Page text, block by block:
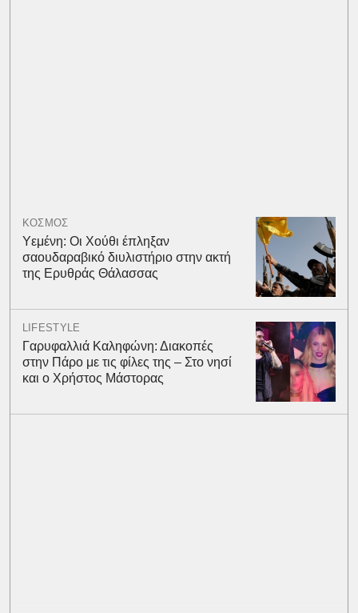
ΚΟΣΜΟΣ
Υεμένη: Οι Χούθι έπληξαν
σαουδαραβικό διυλιστήριο στην ακτή
της Ερυθράς Θάλασσας
LIFESTYLE
Γαρυφαλλιά Καληφώνη: Διακοπές
στην Πάρο με τις φίλες της – Στο νησί
και ο Χρήστος Μάστορας